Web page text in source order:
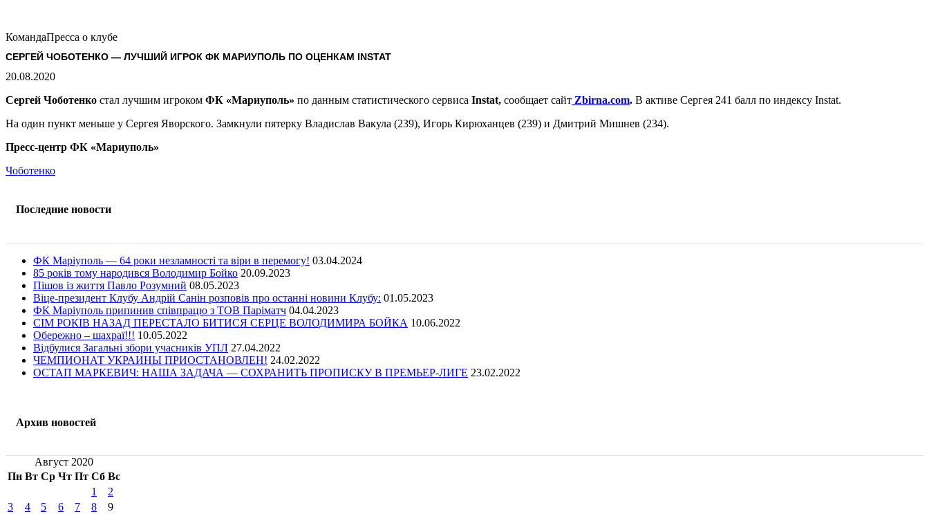
КомандаПресса о клубе
CЕРГЕЙ ЧОБОТЕНКО — ЛУЧШИЙ ИГРОК ФК МАРИУПОЛЬ ПО ОЦЕНКАМ INSTAT
20.08.2020
Сергей Чоботенко стал лучшим игроком ФК «Мариуполь» по данным статистического сервиса Instat, сообщает сайт Zbirna.com. В активе Сергея 241 балл по индексу Instat.
На один пункт меньше у Сергея Яворского. Замкнули пятерку Владислав Вакула (239), Игорь Кирюханцев (239) и Дмитрий Мишнев (234).
Пресс-центр ФК «Мариуполь»
Чоботенко
Последние новости
ФК Маріуполь — 64 роки незламності та віри в перемогу! 03.04.2024
85 років тому народився Володимир Бойко 20.09.2023
Пішов із життя Павло Розумний 08.05.2023
Віце-президент Клубу Андрій Санін розповів про останні новини Клубу: 01.05.2023
ФК Маріуполь припинив співпрацю з ТОВ Паріматч 04.04.2023
СІМ РОКІВ НАЗАД ПЕРЕСТАЛО БИТИСЯ СЕРЦЕ ВОЛОДИМИРА БОЙКА 10.06.2022
Обережно – шахраї!!! 10.05.2022
Відбулися Загальні збори учасників УПЛ 27.04.2022
ЧЕМПИОНАТ УКРАИНЫ ПРИОСТАНОВЛЕН! 24.02.2022
ОСТАП МАРКЕВИЧ: НАША ЗАДАЧА — СОХРАНИТЬ ПРОПИСКУ В ПРЕМЬЕР-ЛИГЕ 23.02.2022
Архив новостей
Август 2020
Пн Вт Ср Чт Пт Сб Вс
1
2
3
4 5 6 7 8
9